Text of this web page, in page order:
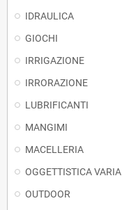
IDRAULICA
GIOCHI
IRRIGAZIONE
IRRORAZIONE
LUBRIFICANTI
MANGIMI
MACELLERIA
OGGETTISTICA VARIA
OUTDOOR